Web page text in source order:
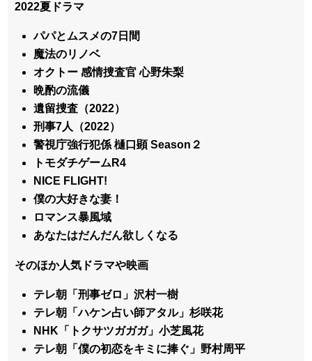
2022夏ドラマ
パパとムスメの7日間
魔法のリノベ
オクトー 感情捜査官 心野朱梨
晩酌の流儀
遺留捜査（2022）
刑事7人（2022）
警視庁強行犯係 樋口顕 Season２
トモダチゲームR4
NICE FLIGHT!
僕の大好きな妻！
ロマンス暴風域
あなたはだんだん欲しくなる
そのほか人気ドラマや映画
テレ朝「刑事ゼロ」沢村一樹
テレ朝「ハケン占い師アタル」杉咲花
NHK「トクサツガガガ」小芝風花
テレ朝「僕の初恋をキミに捧ぐ」野村周平